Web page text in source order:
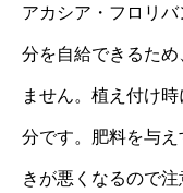
アカシア・フロリ
分を自給できるた
ません。植え付け
分です。肥料を与
きが悪くなるので注